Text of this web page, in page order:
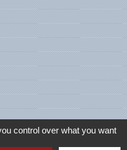
control over what you want